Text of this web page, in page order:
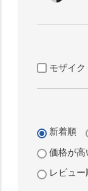
モザイク
新着順
価格が高
レビュー